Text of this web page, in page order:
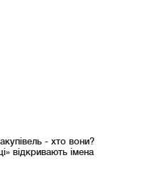
- хто вони?
відкривають імена